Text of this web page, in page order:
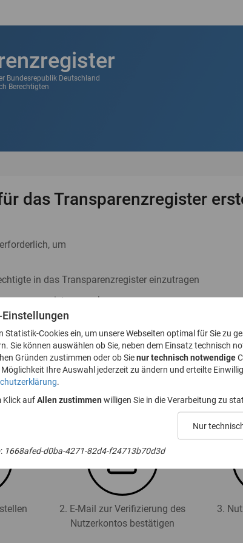
Bundesrepublik Deutschland
Berechtigten
das Transparenzregister
um
in das Transparenzregister einzutragen
zu nehmen
nach § 23a GwG abzugeben
§ 23 Abs. 8 GwG zu stellen
für das Transparenzregister an
2. E-Mail zur Verifizierung des
Nutzerkontos bestätigen
3.
Einstellungen
Statistik-Cookies ein, um unsere Webseiten optimal für Sie zu
Sie können auswählen ob Sie, neben dem Einsatz technisch
Gründen zustimmen oder ob Sienur technisch notwendige
Ihre Auswahl jederzeit zu ändern und erteilte
Klick auf Allen zustimmen willigen Sie in die Verarbeitung zu
Nur
1668afed-d0ba-4271-82d4-f24713b70d3d